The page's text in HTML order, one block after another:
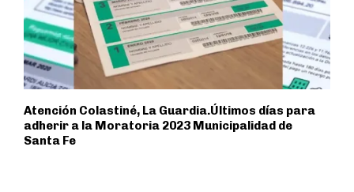
Atención Colastiné, La Guardia.Últimos días para
adherir a la Moratoria 2023 Municipalidad de
Santa Fe